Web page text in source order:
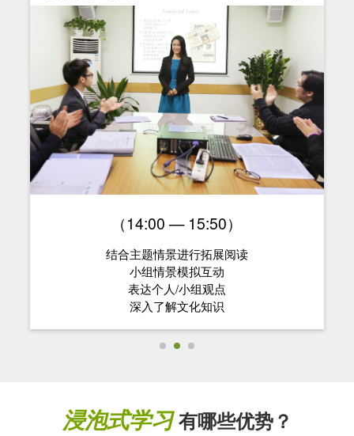
（14:00 — 15:50）
结合主题情景进行拓展阅读
小组情景模拟互动
表达个人/小组观点
深入了解文化知识
浸泡式学习有哪些优势？